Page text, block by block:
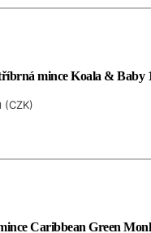
mince Koala & Baby
(CZK)
Caribbean Green